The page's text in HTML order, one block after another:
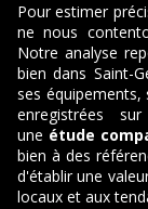
Pour estimer
ne nous
Notre analyse
bien dans Saint-
ses
enregistrées
une étude
bien à des
d'établir une
locaux et aux